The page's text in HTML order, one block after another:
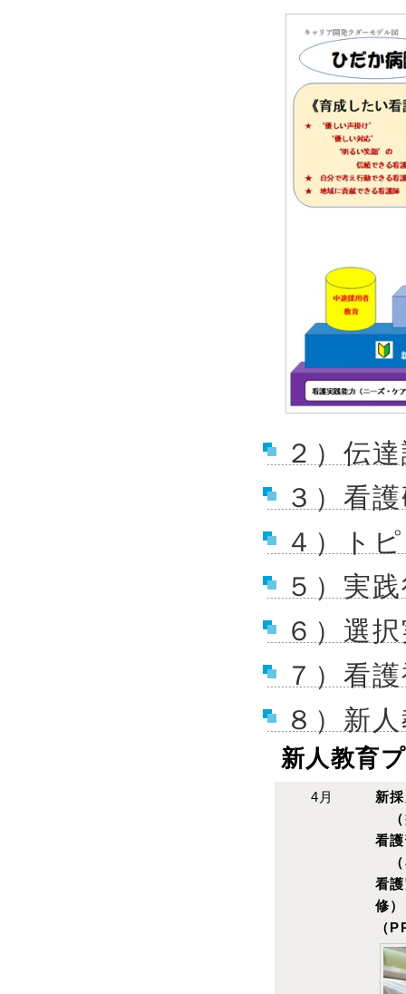
２）伝
３）看
４）ト
５）実
６）選
７）看
８）新
新人教育
4月
新
（
看
（
看
修）
（